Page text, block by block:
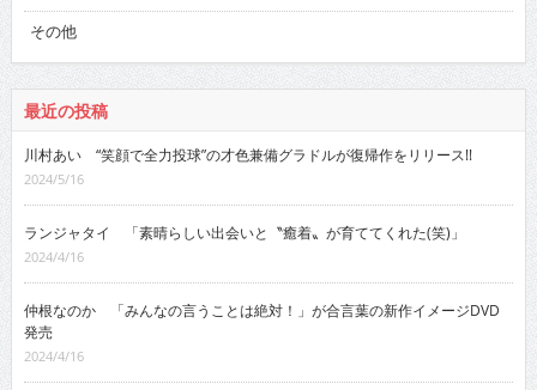
その他
最近の投稿
川村あい “笑顔で全力投球”の才色兼備グラドルが復帰作をリリース!!
2024/5/16
ランジャタイ 「素晴らしい出会いと〝癒着〟が育ててくれた(笑)」
2024/4/16
仲根なのか 「みんなの言うことは絶対！」が合言葉の新作イメージDVD
発売
2024/4/16